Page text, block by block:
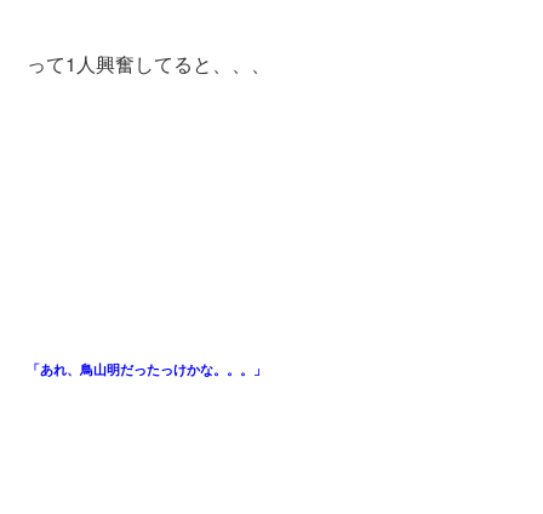
って1人興奮してると、、、
「あれ、鳥山明だったっけかな。。。」